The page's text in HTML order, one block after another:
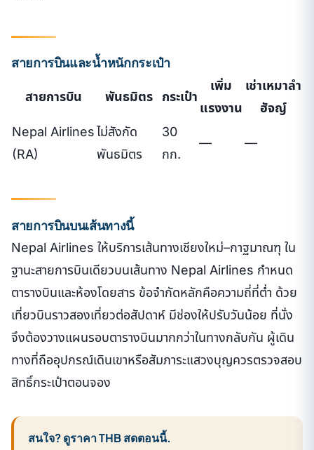
สายการบินและน้ำหนักกระเป๋า
สายการบิน พันธมิตร กระเป๋า
เพิ่ม
แรงงาน
เช่าเหมาลำ
ฮัจญ์
Nepal Airlines
(RA)
ไม่สังกัด
พันธมิตร
30
กก.
— —
สายการบินบนเส้นทางนี้
Nepal Airlines ให้บริการเส้นทางเชียงใหม่–กาฐมาณฑุ ใน
ฐานะสายการบินเดียวบนเส้นทาง Nepal Airlines กำหนด
ตารางบินและห้องโดยสาร ข้อจำกัดหลักคือความถี่ที่ต่ำ ด้วย
เที่ยวบินราวสองเที่ยวต่อสัปดาห์ มีช่องให้ปรับวันน้อย ที่นั่ง
จึงต้องวางแผนรอบตารางบินมากกว่าในทางกลับกัน ผู้เดิน
ทางที่ถืออุปกรณ์เดินเขาหรือสัมภาระแสวงบุญควรตรวจสอบ
สิทธิ์กระเป๋าตอนจอง
สนใจ? ดูราคา THB สดตอนนี้.